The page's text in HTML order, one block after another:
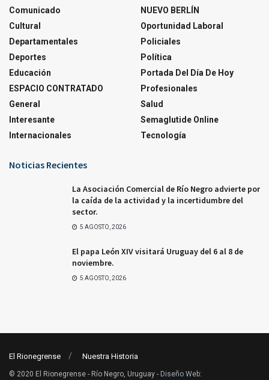
Comunicado
Cultural
Departamentales
Deportes
Educación
ESPACIO CONTRATADO
General
Interesante
Internacionales
NUEVO BERLÍN
Oportunidad Laboral
Policiales
Política
Portada Del Día De Hoy
Profesionales
Salud
Semaglutide Online
Tecnología
Noticias Recientes
La Asociación Comercial de Río Negro advierte por
la caída de la actividad y la incertidumbre del
sector.
5 AGOSTO, 2026
El papa León XIV visitará Uruguay del 6 al 8 de
noviembre.
5 AGOSTO, 2026
El Rionegrense Nuestra Historia
© 2020 El Rionegrense - Río Negro, Uruguay - Diseño Web: